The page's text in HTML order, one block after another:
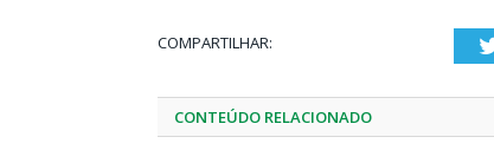
COMPARTILHAR:
CONTEÚDO RELACIONADO